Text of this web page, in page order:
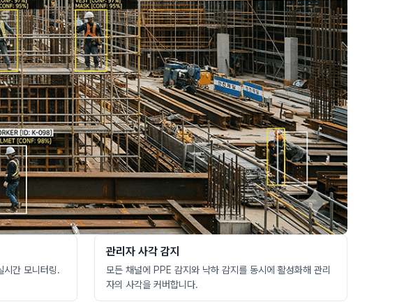
시간 모니터링.
관리자 사각 감지
모든 채널에 PPE 감지와 낙하 감지를 동시에 활성화해 관리
자의 사각을 커버합니다.